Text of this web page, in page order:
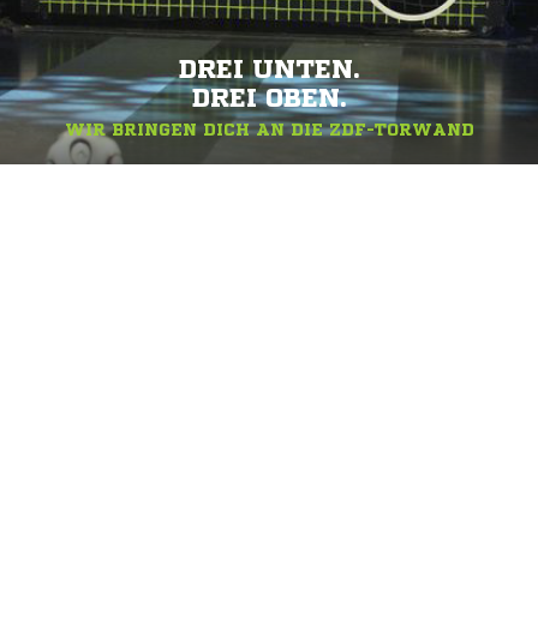
DREI UNTEN.
DREI OBEN.
WIR BRINGEN DICH AN DIE ZDF-TORWAND